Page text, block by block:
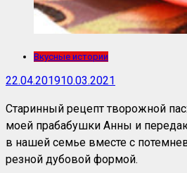
Вкусные истории
22.04.201910.03.2021
Старинный рецепт творожной
моей прабабушки Анны и
в нашей семье вместе с
резной дубовой формой.